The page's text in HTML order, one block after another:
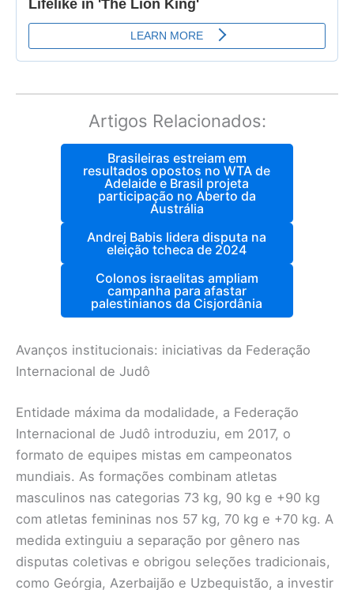
Artigos Relacionados:
Brasileiras estreiam em
resultados opostos no WTA de
Adelaide e Brasil projeta
participação no Aberto da
Austrália
Andrej Babis lidera disputa na
eleição tcheca de 2024
Colonos israelitas ampliam
campanha para afastar
palestinianos da Cisjordânia
Avanços institucionais: iniciativas da Federação
Internacional de Judô
Entidade máxima da modalidade, a Federação
Internacional de Judô introduziu, em 2017, o
formato de equipes mistas em campeonatos
mundiais. As formações combinam atletas
masculinos nas categorias 73 kg, 90 kg e +90 kg
com atletas femininas nos 57 kg, 70 kg e +70 kg. A
medida extinguiu a separação por gênero nas
disputas coletivas e obrigou seleções tradicionais,
como Geórgia, Azerbaijão e Uzbequistão, a investir